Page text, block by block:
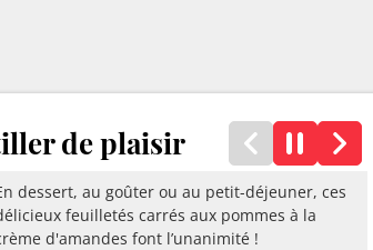
de plaisir
dessert, au goûter ou au petit-déjeuner, ces
feuilletés carrés aux pommes à la
d'amandes font l’unanimité !